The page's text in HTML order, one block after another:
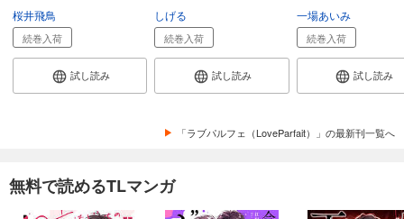
桜井飛鳥
続巻入荷
試し読み
しげる
続巻入荷
試し読み
一場あいみ
続巻入荷
試し読み
「ラブパルフェ（LoveParfait）」の最新刊一覧へ
無料で読めるTLマンガ